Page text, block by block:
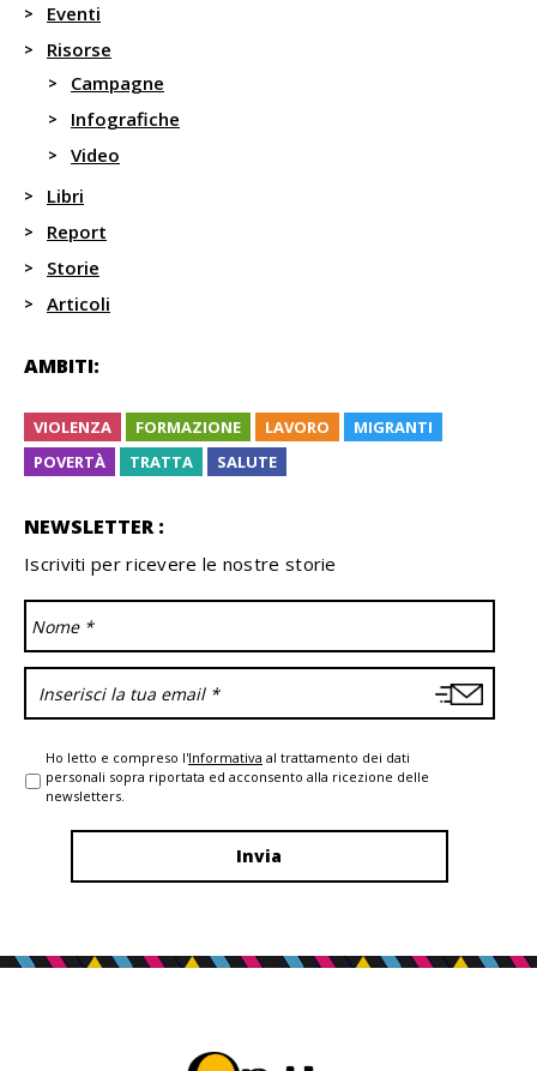
Eventi
Risorse
Campagne
Infografiche
Video
Libri
Report
Storie
Articoli
AMBITI:
VIOLENZA FORMAZIONE LAVORO
MIGRANTI
POVERTÀ
TRATTA SALUTE
NEWSLETTER :
Iscriviti per ricevere le nostre storie
Ho letto e compreso l'Informativa al trattamento dei dati
personali sopra riportata ed acconsento alla ricezione delle
newsletters.